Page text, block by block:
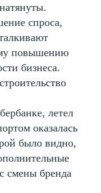
спроса,
повышению
бизнеса.
летел
оказалась
было видно,
смены бренда